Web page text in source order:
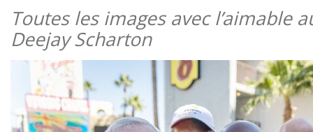
Toutes les images avec l’aimable
Deejay Scharton